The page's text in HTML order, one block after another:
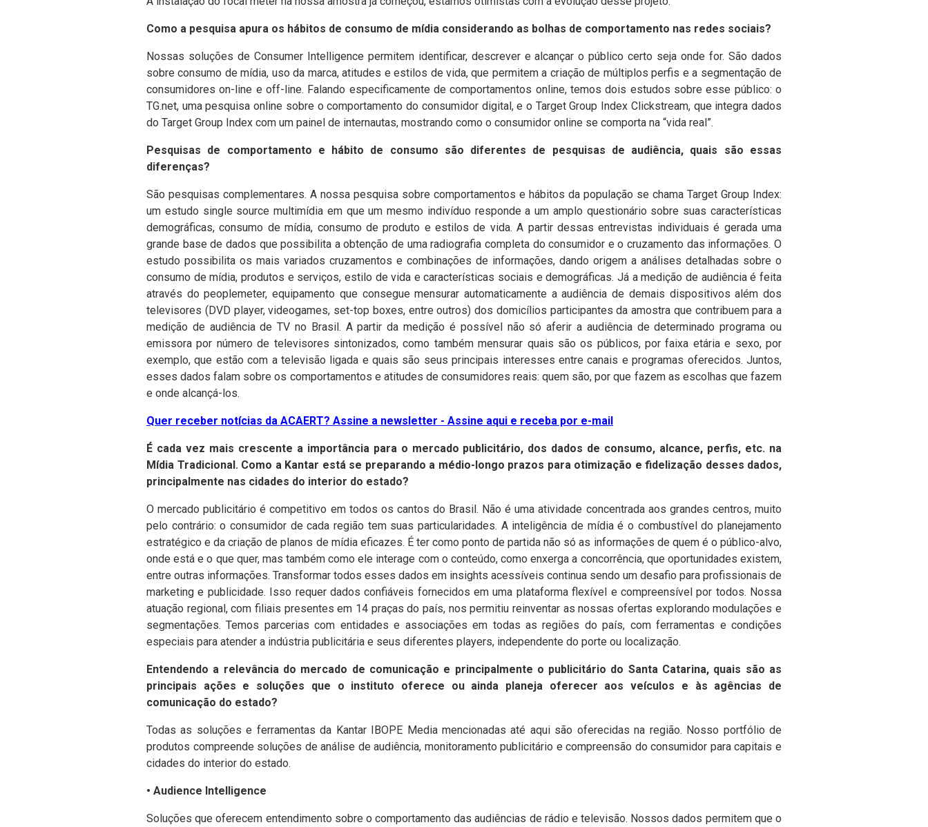
Como a pesquisa apura os hábitos de consumo de mídia considerando as bolhas de comportamento nas redes sociais?
Nossas soluções de Consumer Intelligence permitem identificar, descrever e alcançar o público certo seja onde for. São dados
sobre consumo de mídia, uso da marca, atitudes e estilos de vida, que permitem a criação de múltiplos perfis e a segmentação de
consumidores on-line e off-line. Falando especificamente de comportamentos online, temos dois estudos sobre esse público: o
TG.net, uma pesquisa online sobre o comportamento do consumidor digital, e o Target Group Index Clickstream, que integra dados
do Target Group Index com um painel de internautas, mostrando como o consumidor online se comporta na “vida real”.
Pesquisas de comportamento e hábito de consumo são diferentes de pesquisas de audiência, quais são essas
diferenças?
São pesquisas complementares. A nossa pesquisa sobre comportamentos e hábitos da população se chama Target Group Index:
um estudo single source multimídia em que um mesmo indivíduo responde a um amplo questionário sobre suas características
demográficas, consumo de mídia, consumo de produto e estilos de vida. A partir dessas entrevistas individuais é gerada uma
grande base de dados que possibilita a obtenção de uma radiografia completa do consumidor e o cruzamento das informações. O
estudo possibilita os mais variados cruzamentos e combinações de informações, dando origem a análises detalhadas sobre o
consumo de mídia, produtos e serviços, estilo de vida e características sociais e demográficas.Já a medição de audiência é feita
através do peoplemeter, equipamento que consegue mensurar automaticamente a audiência de demais dispositivos além dos
televisores (DVD player, videogames, set-top boxes, entre outros) dos domicílios participantes da amostra que contribuem para a
medição de audiência de TV no Brasil. A partir da medição é possível não só aferir a audiência de determinado programa ou
emissora por número de televisores sintonizados, como também mensurar quais são os públicos, por faixa etária e sexo, por
exemplo, que estão com a televisão ligada e quais são seus principais interesses entre canais e programas oferecidos. Juntos,
esses dados falam sobre os comportamentos e atitudes de consumidores reais: quem são, por que fazem as escolhas que fazem
e onde alcançá-los.
Quer receber notícias da ACAERT? Assine a newsletter - Assine aqui e receba por e-mail
É cada vez mais crescente a importância para o mercado publicitário, dos dados de consumo, alcance, perfis, etc. na
Mídia Tradicional. Como a Kantar está se preparando a médio-longo prazos para otimização e fidelização desses dados,
principalmente nas cidades do interior do estado?
O mercado publicitário é competitivo em todos os cantos do Brasil. Não é uma atividade concentrada aos grandes centros, muito
pelo contrário: o consumidor de cada região tem suas particularidades. A inteligência de mídia é o combustível do planejamento
estratégico e da criação de planos de mídia eficazes. É ter como ponto de partida não só as informações de quem é o público-alvo,
onde está e o que quer, mas também como ele interage com o conteúdo, como enxerga a concorrência, que oportunidades existem,
entre outras informações. Transformar todos esses dados em insights acessíveis continua sendo um desafio para profissionais de
marketing e publicidade. Isso requer dados confiáveis fornecidos em uma plataforma flexível e compreensível por todos. Nossa
atuação regional, com filiais presentes em 14 praças do país, nos permitiu reinventar as nossas ofertas explorando modulações e
segmentações. Temos parcerias com entidades e associações em todas as regiões do país, com ferramentas e condições
especiais para atender a indústria publicitária e seus diferentes players, independente do porte ou localização.
Entendendo a relevância do mercado de comunicação e principalmente o publicitário do Santa Catarina, quais são as
principais ações e soluções que o instituto oferece ou ainda planeja oferecer aos veículos e às agências de
comunicação do estado?
Todas as soluções e ferramentas da Kantar IBOPE Media mencionadas até aqui são oferecidas na região. Nosso portfólio de
produtos compreende soluções de análise de audiência, monitoramento publicitário e compreensão do consumidor para capitais e
cidades do interior do estado.
• Audience Intelligence
Soluções que oferecem entendimento sobre o comportamento das audiências de rádio e televisão. Nossos dados permitem que o